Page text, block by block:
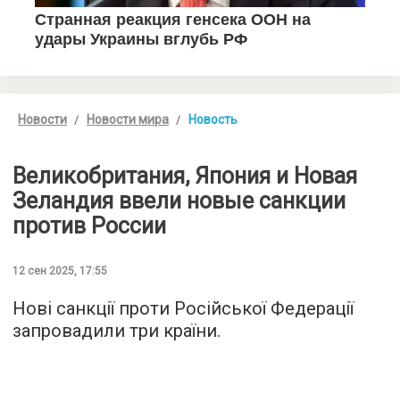
Новости Новости мира Новость
Великобритания, Япония и Новая
Зеландия ввели новые санкции
против России
12 сен 2025, 17:55
Нові санкції проти Російської Федерації
запровадили три країни.